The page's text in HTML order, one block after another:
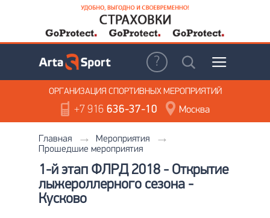
ОРГАНИЗАЦИЯ СПОРТИВНЫХ МЕРОПРИЯТИЙ
+7 916636-37-10 Москва
Главная
Мероприятия
Прошедшие мероприятия
1-й этап ФЛРД 2018 - Открытие
лыжероллерного сезона -
Кусково